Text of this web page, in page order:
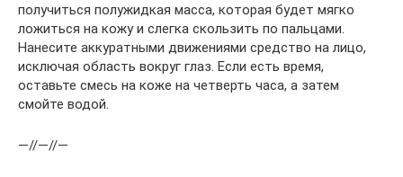
получиться полужидкая масса, которая будет мягко
ложиться на кожу и слегка скользить по пальцами.
Нанесите аккуратными движениями средство на лицо,
исключая область вокруг глаз. Если есть время,
оставьте смесь на коже на четверть часа, а затем
смойте водой.
—//—//—